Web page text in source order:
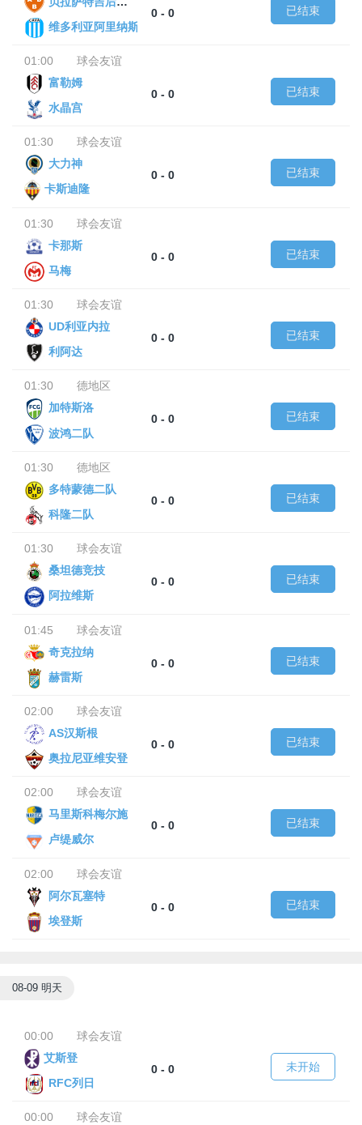
0 - 0
维多利亚阿里纳斯后备队
已结束
01:00
球会友谊
富勒姆
0 - 0
水晶宫
已结束
01:30
球会友谊
大力神
0 - 0
卡斯迪隆
已结束
01:30
球会友谊
卡那斯
0 - 0
马梅
已结束
01:30
球会友谊
UD利亚内拉
0 - 0
利阿达
已结束
01:30
德地区
加特斯洛
0 - 0
波鸿二队
已结束
01:30
德地区
多特蒙德二队
0 - 0
科隆二队
已结束
01:30
球会友谊
桑坦德竞技
0 - 0
阿拉维斯
已结束
01:45
球会友谊
奇克拉纳
0 - 0
赫雷斯
已结束
02:00
球会友谊
AS汉斯根
0 - 0
奥拉尼亚维安登
已结束
02:00
球会友谊
马里斯科梅尔施
0 - 0
卢缇威尔
已结束
02:00
球会友谊
阿尔瓦塞特
0 - 0
埃登斯
已结束
08-09 明天
00:00
球会友谊
艾斯登
0 - 0
RFC列日
未开始
00:00
球会友谊